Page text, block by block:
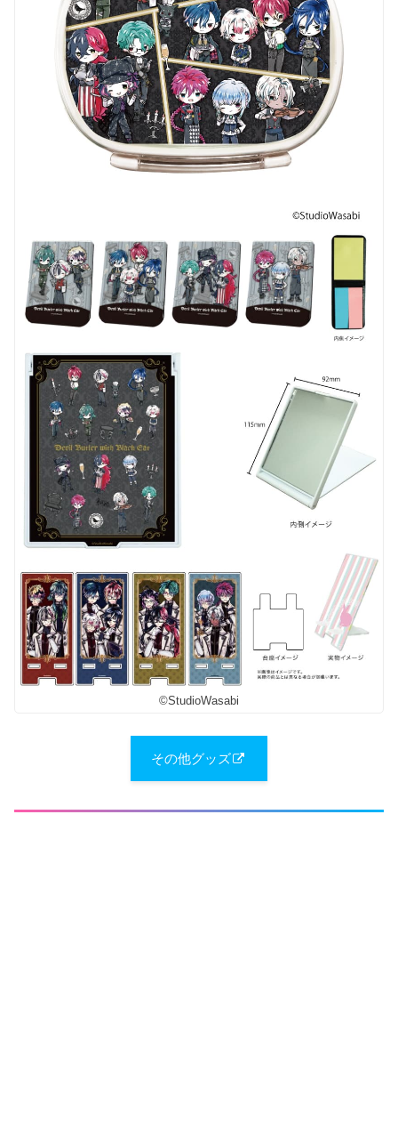
©StudioWasabi
その他グッズ